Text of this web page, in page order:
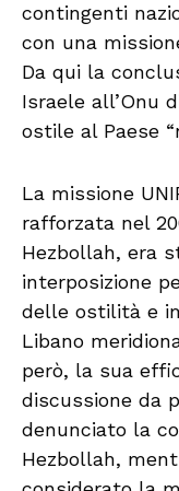
contingenti
con una
Da qui la
Israele all’Onu
ostile al Paese
La missione
rafforzata nel
Hezbollah, era
interposizione
delle ostilità e
Libano
però, la sua
discussione da
denunciato la
Hezbollah,